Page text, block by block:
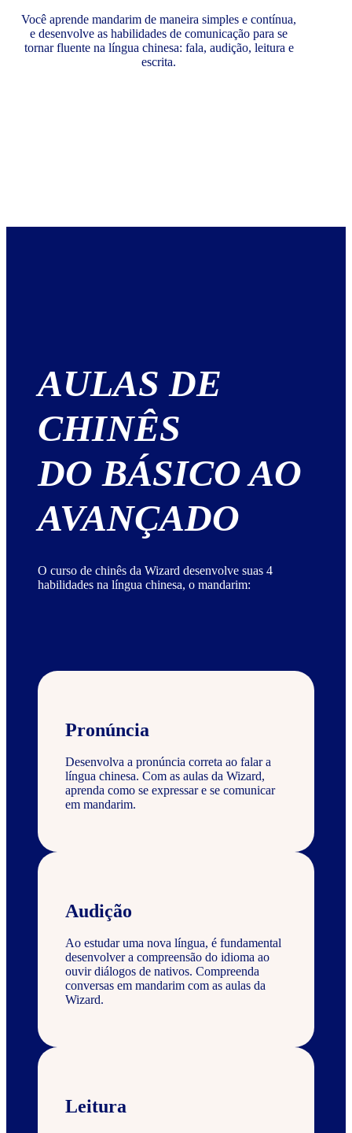
Você aprende mandarim de maneira simples e contínua,
e desenvolve as habilidades de comunicação para se
tornar fluente na língua chinesa: fala, audição, leitura e
escrita.
AULAS DE
CHINÊS
DO BÁSICO AO
AVANÇADO
O curso de chinês da Wizard desenvolve suas 4
habilidades na língua chinesa, o mandarim:
Pronúncia
Desenvolva a pronúncia correta ao falar a
língua chinesa. Com as aulas da Wizard,
aprenda como se expressar e se comunicar
em mandarim.
Audição
Ao estudar uma nova língua, é fundamental
desenvolver a compreensão do idioma ao
ouvir diálogos de nativos. Compreenda
conversas em mandarim com as aulas da
Wizard.
Leitura